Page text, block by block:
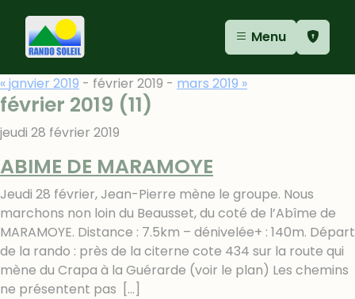
Menu
« janvier 2019 - février 2019 - mars 2019 »
février 2019 (11)
jeudi 28 février 2019
ABIME DE MARAMOYE
Jeudi 28 février, Jean-Pierre mène le groupe. Nous
marchons non loin du Beausset, du coté de l’Abîme de
MARAMOYE. Distance : 7.5km – dénivelée+ : 140m. Départ
de la rando : près de la citerne cote 434 sur la route qui
mène du Crapa à la Guérarde (voir le plan) Les chemins
ne présentent pas
[…]